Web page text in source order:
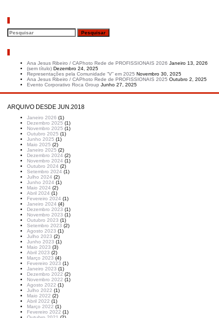
Ana Jesus Ribeiro / CAPhoto Rede de PROFISSIONAIS 2026 Janeiro 13, 2026
(sem título) Dezembro 24, 2025
Representações pela Comunidade “V” em 2025 Novembro 30, 2025
Ana Jesus Ribeiro / CAPhoto Rede de PROFISSIONAIS 2025 Outubro 2, 2025
Evento Corporativo Roca Group Junho 27, 2025
ARQUIVO DESDE JUN.2018
Janeiro 2026 (1)
Dezembro 2025 (1)
Novembro 2025 (1)
Outubro 2025 (1)
Junho 2025 (1)
Maio 2025 (2)
Janeiro 2025 (2)
Dezembro 2024 (2)
Novembro 2024 (1)
Outubro 2024 (2)
Setembro 2024 (1)
Julho 2024 (2)
Junho 2024 (1)
Maio 2024 (2)
Abril 2024 (1)
Fevereiro 2024 (1)
Janeiro 2024 (4)
Dezembro 2023 (1)
Novembro 2023 (1)
Outubro 2023 (1)
Setembro 2023 (2)
Agosto 2023 (1)
Julho 2023 (2)
Junho 2023 (1)
Maio 2023 (3)
Abril 2023 (2)
Março 2023 (4)
Fevereiro 2023 (1)
Janeiro 2023 (1)
Dezembro 2022 (2)
Novembro 2022 (1)
Agosto 2022 (1)
Julho 2022 (1)
Maio 2022 (2)
Abril 2022 (1)
Março 2022 (1)
Fevereiro 2022 (1)